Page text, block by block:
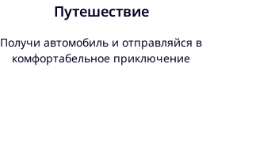
Путешествие
Получи автомобиль и отправляйся в
комфортабельное приключение